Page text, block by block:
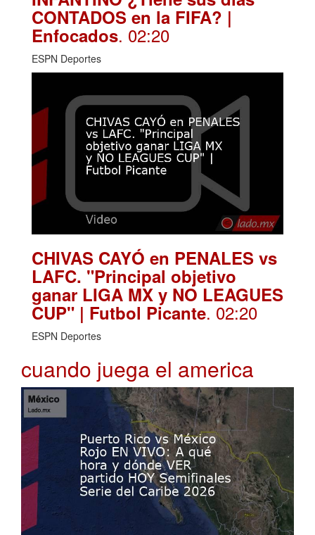
CONTADOS en la FIFA? |
Enfocados. 02:20
ESPN Deportes
CHIVAS CAYÓ en PENALES vs
LAFC. "Principal objetivo
ganar LIGA MX y NO LEAGUES
CUP" | Futbol Picante. 02:20
ESPN Deportes
cuando juega el america